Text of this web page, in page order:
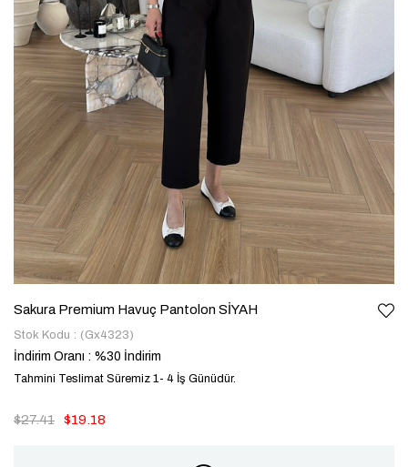
Sakura Premium Havuç Pantolon SİYAH
Stok Kodu (Gx4323)
İndirim Oranı : %30 İndirim
Tahmini Teslimat Süremiz 1- 4 İş Günüdür.
$27.41 $19.18